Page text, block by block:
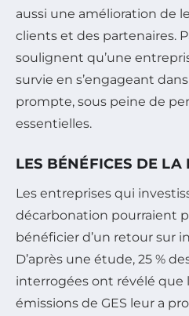
aussi une amélioration de
clients et des partenaires.
soulignent qu’une
survie en s’engageant
prompte, sous peine de
essentielles.
LES BÉNÉFICES DE
Les entreprises qui
décarbonation pourraient
bénéficier d’un retour sur
D’après une étude, 25 %
interrogées ont révélé que
émissions de GES leur a